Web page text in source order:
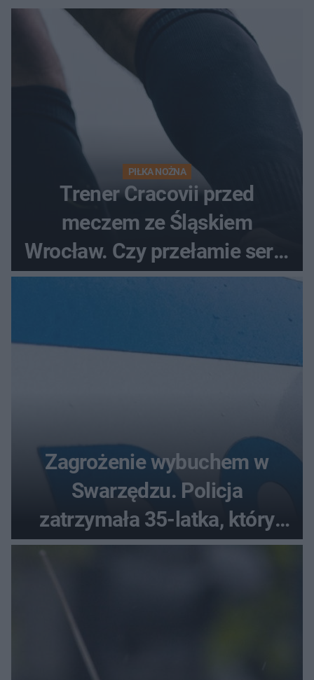
PIŁKA NOŻNA
Trener Cracovii przed
meczem ze Śląskiem
Wrocław. Czy przełamie serię
bez wygranej?
Zagrożenie wybuchem w
Swarzędzu. Policja
zatrzymała 35-latka, który
zgłosił ładunek w swoim